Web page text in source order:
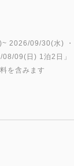
2026/09/30(水)
08/09(日) 1泊2日 」
を含みます